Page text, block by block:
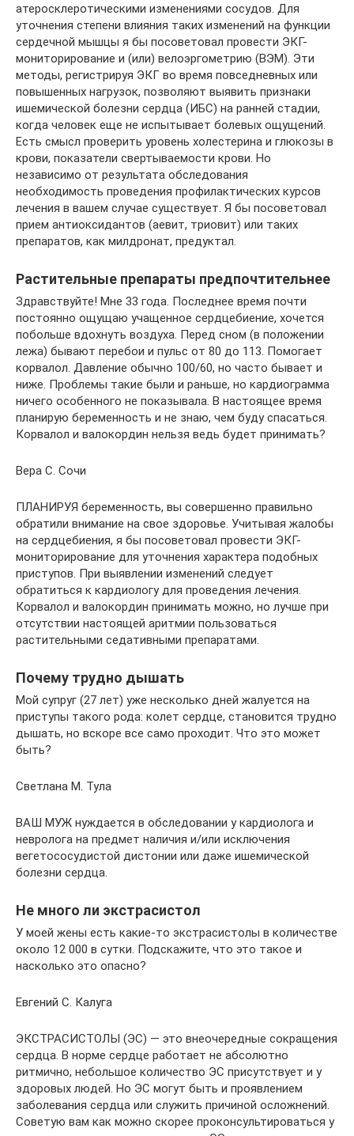
атеросклеротическими изменениями сосудов. Для
уточнения степени влияния таких изменений на функции
сердечной мышцы я бы посоветовал провести ЭКГ-
мониторирование и (или) велоэргометрию (ВЭМ). Эти
методы, регистрируя ЭКГ во время повседневных или
повышенных нагрузок, позволяют выявить признаки
ишемической болезни сердца (ИБС) на ранней стадии,
когда человек еще не испытывает болевых ощущений.
Есть смысл проверить уровень холестерина и глюкозы в
крови, показатели свертываемости крови. Но
независимо от результата обследования
необходимость проведения профилактических курсов
лечения в вашем случае существует. Я бы посоветовал
прием антиоксидантов (аевит, триовит) или таких
препаратов, как милдронат, предуктал.
Растительные препараты предпочтительнее
Здравствуйте! Мне 33 года. Последнее время почти
постоянно ощущаю учащенное сердцебиение, хочется
побольше вдохнуть воздуха. Перед сном (в положении
лежа) бывают перебои и пульс от 80 до 113. Помогает
корвалол. Давление обычно 100/60, но часто бывает и
ниже. Проблемы такие были и раньше, но кардиограмма
ничего особенного не показывала. В настоящее время
планирую беременность и не знаю, чем буду спасаться.
Корвалол и валокордин нельзя ведь будет принимать?
Вера С. Сочи
ПЛАНИРУЯ беременность, вы совершенно правильно
обратили внимание на свое здоровье. Учитывая жалобы
на сердцебиения, я бы посоветовал провести ЭКГ-
мониторирование для уточнения характера подобных
приступов. При выявлении изменений следует
обратиться к кардиологу для проведения лечения.
Корвалол и валокордин принимать можно, но лучше при
отсутствии настоящей аритмии пользоваться
растительными седативными препаратами.
Почему трудно дышать
Мой супруг (27 лет) уже несколько дней жалуется на
приступы такого рода: колет сердце, становится трудно
дышать, но вскоре все само проходит. Что это может
быть?
Светлана М. Тула
ВАШ МУЖ нуждается в обследовании у кардиолога и
невролога на предмет наличия и/или исключения
вегетососудистой дистонии или даже ишемической
болезни сердца.
Не много ли экстрасистол
У моей жены есть какие-то экстрасистолы в количестве
около 12 000 в сутки. Подскажите, что это такое и
насколько это опасно?
Евгений С. Калуга
ЭКСТРАСИСТОЛЫ (ЭС) — это внеочередные сокращения
сердца. В норме сердце работает не абсолютно
ритмично, небольшое количество ЭС присутствует и у
здоровых людей. Но ЭС могут быть и проявлением
заболевания сердца или служить причиной осложнений.
Советую вам как можно скорее проконсультироваться у